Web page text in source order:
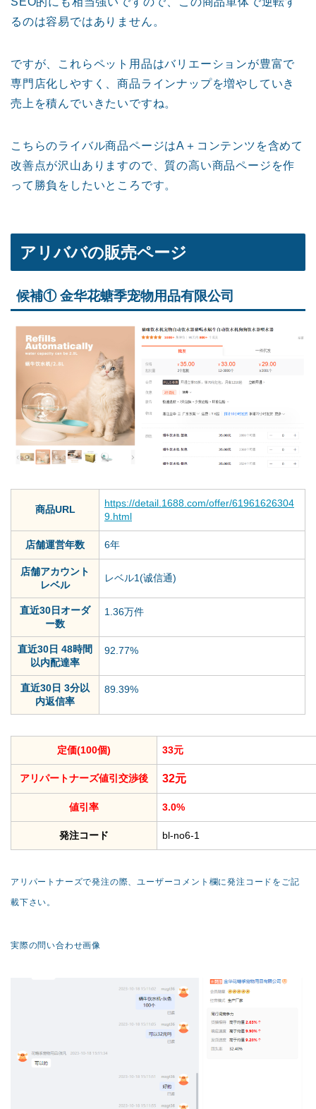
るのは容易ではありません。
ですが、これらペット用品はバリエーションが豊富で
専門店化しやすく、商品ラインナップを増やしていき
売上を積んでいきたいですね。
こちらのライバル商品ページはA＋コンテンツを含めて
改善点が沢山ありますので、質の高い商品ページを作
って勝負をしたいところです。
アリババの販売ページ
候補① 金华花螗季宠物用品有限公司
商品URL
https://detail.1688.com/offer/61961626304
9.html
店舗運営年数 6年
店舗アカウント
レベル
レベル1(诚信通)
直近30日オーダ
ー数
1.36万件
直近30日 48時間
以内配達率
92.77%
直近30日 3分以
内返信率
89.39%
定価(100個) 33元
アリパートナーズ値引交渉後 32元
値引率 3.0%
発注コード bl-no6-1
アリパートナーズで発注の際、ユーザーコメント欄に発注コードをご記
載下さい。
実際の問い合わせ画像